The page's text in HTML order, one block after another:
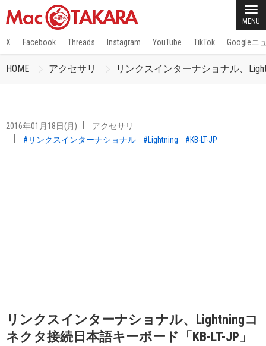
MENU
X Facebook Threads Instagram YouTube TikTok Googleニ
HOME アクセサリ リンクスインターナショナル、
2016年01月18日(月)
アクセサリ
#リンクスインターナショナル
#Lightning #KB-LT-JP
リンクスインターナショナル、Lightningコ
ネクタ接続日本語キーボード「KB-LT-JP」